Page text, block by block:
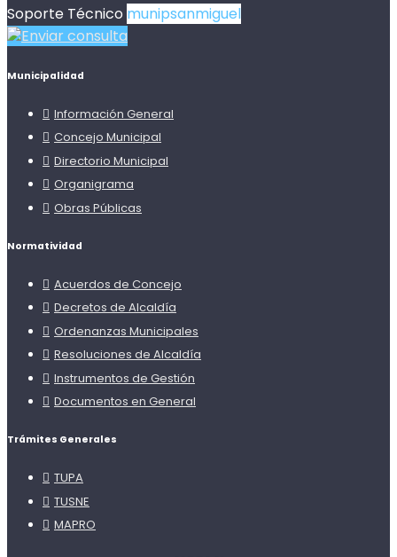
Soporte Técnico munipsanmiguel
Enviar consulta
Municipalidad
Información General
Concejo Municipal
Directorio Municipal
Organigrama
Obras Públicas
Normatividad
Acuerdos de Concejo
Decretos de Alcaldía
Ordenanzas Municipales
Resoluciones de Alcaldía
Instrumentos de Gestión
Documentos en General
Trámites Generales
TUPA
TUSNE
MAPRO